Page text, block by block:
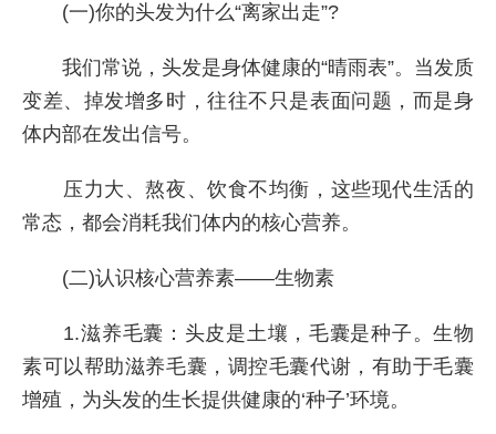
(一)你的头发为什么“离家出走”?
我们常说，头发是身体健康的“晴雨表”。当发质
变差、掉发增多时，往往不只是表面问题，而是身
体内部在发出信号。
压力大、熬夜、饮食不均衡，这些现代生活的
常态，都会消耗我们体内的核心营养。
(二)认识核心营养素——生物素
1.滋养毛囊：头皮是土壤，毛囊是种子。生物
素可以帮助滋养毛囊，调控毛囊代谢，有助于毛囊
增殖，为头发的生长提供健康的‘种子’环境。